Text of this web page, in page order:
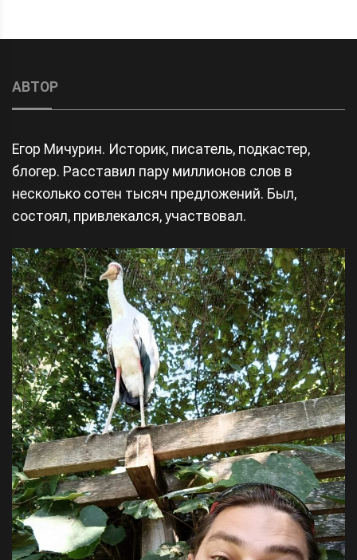
АВТОР
Егор Мичурин. Историк, писатель, подкастер,
блогер. Расставил пару миллионов слов в
несколько сотен тысяч предложений. Был,
состоял, привлекался, участвовал.